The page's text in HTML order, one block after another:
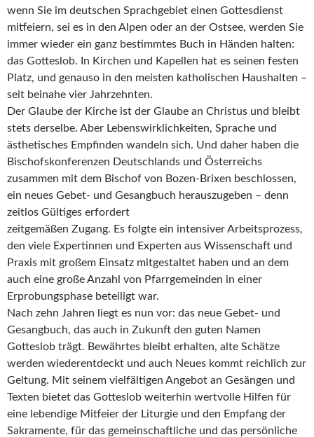
wenn Sie im deutschen Sprachgebiet einen Gottesdienst
mitfeiern, sei es in den Alpen oder an der Ostsee, werden Sie
immer wieder ein ganz bestimmtes Buch in Händen halten:
das Gotteslob. In Kirchen und Kapellen hat es seinen festen
Platz, und genauso in den meisten katholischen Haushalten –
seit beinahe vier Jahrzehnten.
Der Glaube der Kirche ist der Glaube an Christus und bleibt
stets derselbe. Aber Lebenswirklichkeiten, Sprache und
ästhetisches Empfinden wandeln sich. Und daher haben die
Bischofskonferenzen Deutschlands und Österreichs
zusammen mit dem Bischof von Bozen-Brixen beschlossen,
ein neues Gebet- und Gesangbuch herauszugeben – denn
zeitlos Gültiges erfordert
zeitgemäßen Zugang. Es folgte ein intensiver Arbeitsprozess,
den viele Expertinnen und Experten aus Wissenschaft und
Praxis mit großem Einsatz mitgestaltet haben und an dem
auch eine große Anzahl von Pfarrgemeinden in einer
Erprobungsphase beteiligt war.
Nach zehn Jahren liegt es nun vor: das neue Gebet- und
Gesangbuch, das auch in Zukunft den guten Namen
Gotteslob trägt. Bewährtes bleibt erhalten, alte Schätze
werden wiederentdeckt und auch Neues kommt reichlich zur
Geltung. Mit seinem vielfältigen Angebot an Gesängen und
Texten bietet das Gotteslob weiterhin wertvolle Hilfen für
eine lebendige Mitfeier der Liturgie und den Empfang der
Sakramente, für das gemeinschaftliche und das persönliche